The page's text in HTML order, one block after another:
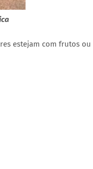
estejam com frutos ou